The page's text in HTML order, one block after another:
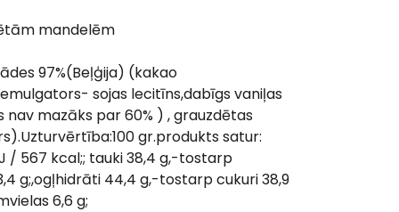
mandelēm
97%(Beļģija) (kakao
sojas lecitīns,dabīgs vaniļas
mazāks par 60% ) , grauzdētas
gr.produkts satur:
/ 567 kcal;; tauki 38,4 g,-tostarp
g;,ogļhidrāti 44,4 g,-tostarp cukuri 38,9
6,6 g;